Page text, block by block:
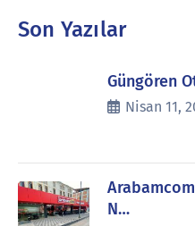
Son Yazılar
Güngören
Nisan 11,
N…